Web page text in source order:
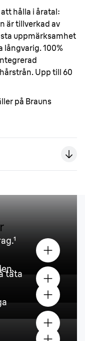
hålla i åratal:
är tillverkad av
uppmärksamhet
långvarig. 100%
Upp till 60
på Brauns
täta